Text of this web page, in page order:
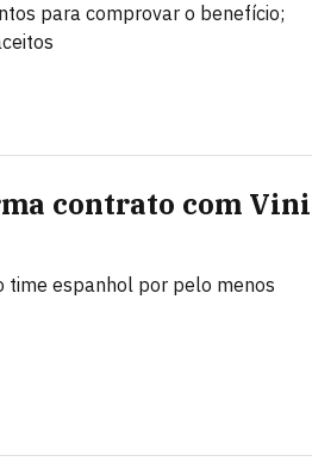
para comprovar o benefício;
contrato com Vini
time espanhol por pelo menos